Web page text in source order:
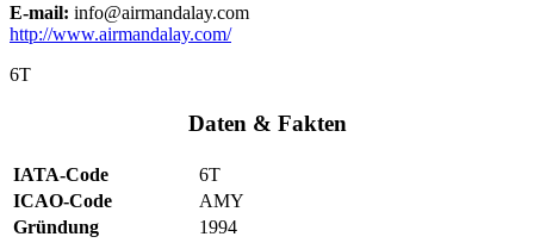
E-mail: info@airmandalay.com
http://www.airmandalay.com/
6T
Daten & Fakten
IATA-Code
6T
ICAO-Code
AMY
Gründung
1994